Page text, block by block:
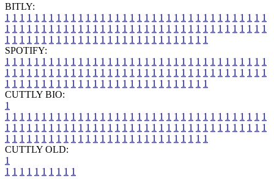
BITLY:
1 1 1 1 1 1 1 1 1 1 1 1 1 1 1 1 1 1 1 1 1 1 1 1 1 1 1 1 1 1 1 1 1 1 1 1
1 1 1 1 1 1 1 1 1 1 1 1 1 1 1 1 1 1 1 1 1 1 1 1 1 1 1 1 1 1 1 1 1 1 1 1
1 1 1 1 1 1 1 1 1 1 1 1 1 1 1 1 1 1 1 1 1 1 1 1 1 1 1 1
SPOTIFY:
1 1 1 1 1 1 1 1 1 1 1 1 1 1 1 1 1 1 1 1 1 1 1 1 1 1 1 1 1 1 1 1 1 1 1 1
1 1 1 1 1 1 1 1 1 1 1 1 1 1 1 1 1 1 1 1 1 1 1 1 1 1 1 1 1 1 1 1 1 1 1 1
1 1 1 1 1 1 1 1 1 1 1 1 1 1 1 1 1 1 1 1 1 1 1 1 1 1 1 1
CUTTLY BIO:
1
1 1 1 1 1 1 1 1 1 1 1 1 1 1 1 1 1 1 1 1 1 1 1 1 1 1 1 1 1 1 1 1 1 1 1 1
1 1 1 1 1 1 1 1 1 1 1 1 1 1 1 1 1 1 1 1 1 1 1 1 1 1 1 1 1 1 1 1 1 1 1 1
1 1 1 1 1 1 1 1 1 1 1 1 1 1 1 1 1 1 1 1 1 1 1 1 1 1 1 1
CUTTLY OLD:
1
1 1 1 1 1 1 1 1 1 1